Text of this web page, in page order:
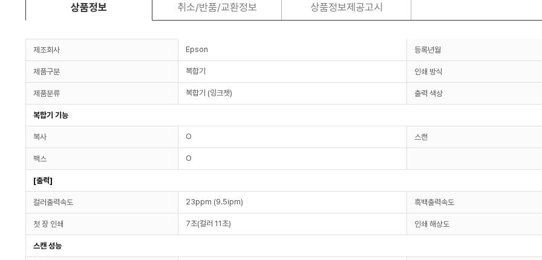
상품정보 취소/반품/교환정보 상품정보제공고시
제조회사 Epson 등록년월
제품구분 복합기 인쇄 방식
제품분류 복합기 (잉크젯) 출력 색상
복합기 기능
복사 O 스캔
팩스 O
[출력]
컬러출력속도 23ppm (9.5ipm) 흑백출력속도
첫 장 인쇄 7초(컬러 11초) 인쇄 해상도
스캔 성능